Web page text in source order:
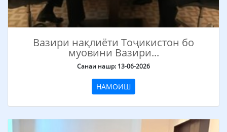
Вазири нақлиёти Тоҷикистон бо
муовини Вазири...
Санаи нашр: 13-06-2026
НАМОИШ